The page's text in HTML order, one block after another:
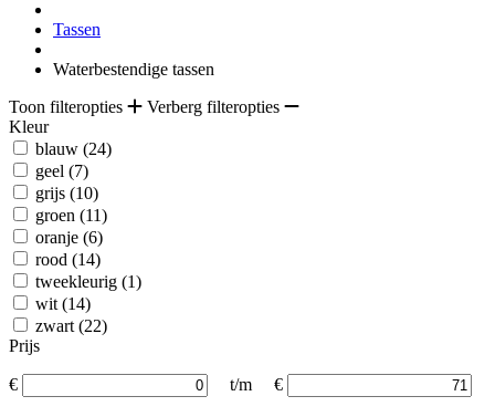
Tassen
Waterbestendige tassen
Toon filteropties
Verberg filteropties
Kleur
blauw (24)
geel (7)
grijs (10)
groen (11)
oranje (6)
rood (14)
tweekleurig (1)
wit (14)
zwart (22)
Prijs
€ t/m €